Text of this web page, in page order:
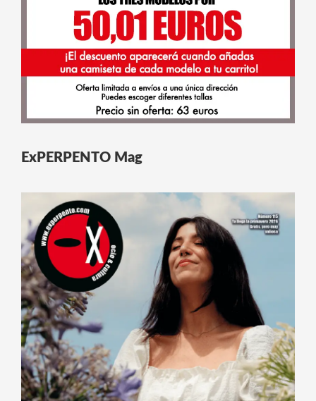
ExPERPENTO Mag